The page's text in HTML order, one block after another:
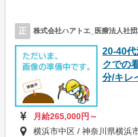
正 株式会社ハアトエ_医療法人社
20-40
クでの
分/キレ
月給265,000円～
横浜市中区 / 神奈川県横